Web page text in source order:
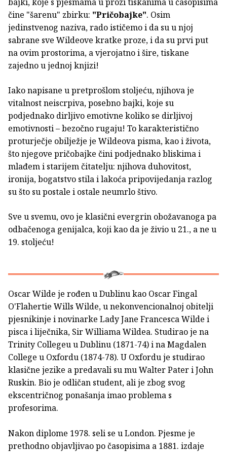
čine "šarenu" zbirku: "Pričobajke". Osim
jedinstvenog naziva, rado ističemo i da su u njoj
sabrane sve Wildeove kratke proze, i da su prvi put
na ovim prostorima, a vjerojatno i šire, tiskane
zajedno u jednoj knjizi!
Iako napisane u pretprošlom stoljeću, njihova je
vitalnost neiscrpiva, posebno bajki, koje su
podjednako dirljivo emotivne koliko se dirljivoj
emotivnosti – bezočno rugaju! To karakteristično
proturječje obilježje je Wildeova pisma, kao i života,
što njegove pričobajke čini podjednako bliskima i
mlađem i starijem čitatelju: njihova duhovitost,
ironija, bogatstvo stila i lakoća pripovijedanja razlog
su što su postale i ostale neumrlo štivo.
Sve u svemu, ovo je klasični evergrin obožavanoga pa
odbačenoga genijalca, koji kao da je živio u 21., a ne u
19. stoljeću!
Oscar Wilde je rođen u Dublinu kao Oscar Fingal
O'Flahertie Wills Wilde, u nekonvencionalnoj obitelji
pjesnikinje i novinarke Lady Jane Francesca Wilde i
pisca i liječnika, Sir Williama Wildea. Studirao je na
Trinity Collegeu u Dublinu (1871-74) i na Magdalen
College u Oxfordu (1874-78). U Oxfordu je studirao
klasične jezike a predavali su mu Walter Pater i John
Ruskin. Bio je odličan student, ali je zbog svog
ekscentričnog ponašanja imao problema s
profesorima.
Nakon diplome 1978. seli se u London. Pjesme je
prethodno objavljivao po časopisima a 1881. izdaje